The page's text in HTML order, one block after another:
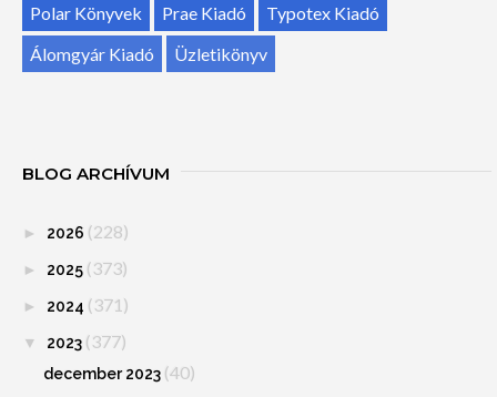
Polar Könyvek
Prae Kiadó
Typotex Kiadó
Álomgyár Kiadó
Üzletikönyv
BLOG ARCHÍVUM
► 2026 (228)
► 2025 (373)
► 2024 (371)
▼ 2023 (377)
december 2023 (40)